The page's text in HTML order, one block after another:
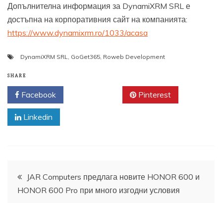
Допълнителна информация за DynamiXRM SRL е
достъпна на корпоративния сайт на компанията:
https://www.dynamixrm.ro/1033/acasa
DynamiXRM SRL GoGet365 Roweb Development
SHARE
Facebook Pinterest
Linkedin
Навигация
JAR Computers предлага новите HONOR 600 и
HONOR 600 Pro при много изгодни условия